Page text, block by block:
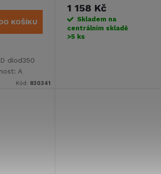
KOŠÍKU
diod350
A
Kód: 830341
1 158 Kč
Skladem na
centrálním skladě
>5 ks